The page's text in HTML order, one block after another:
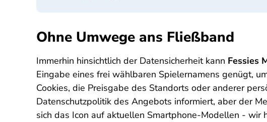
Ohne Umwege ans Fließband
Immerhin hinsichtlich der Datensicherheit kann Fessies
Eingabe eines frei wählbaren Spielernamens genügt,
Cookies, die Preisgabe des Standorts oder anderer
Datenschutzpolitik des Angebots informiert, aber der
sich das Icon auf aktuellen Smartphone-Modellen -